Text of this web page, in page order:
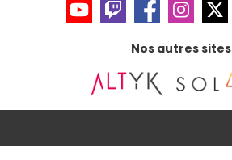
Nos autres sites